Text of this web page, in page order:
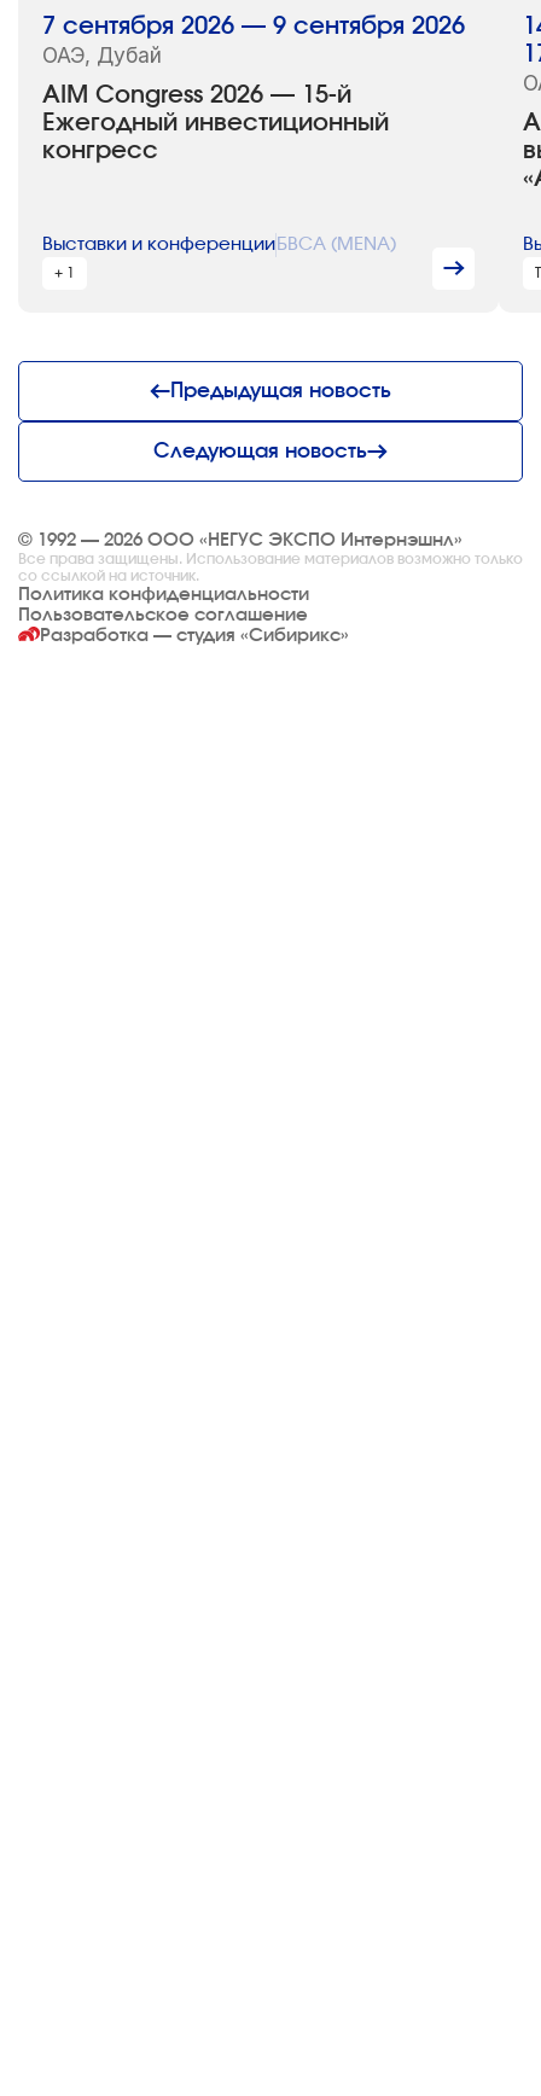
AIM Congress 2026 — 15-й
Ежегодный инвестиционный
конгресс
7 сентября 2026 — 9 сентября 2026
ОАЭ, Дубай
Выставки и конференции БВСА (MENA)
+ 1
Предыдущая новость
Следующая новость
© 1992 — 2026 ООО «НЕГУС ЭКСПО Интернэшнл»
Все права защищены. Использование материалов возможно только
со ссылкой на источник.
Политика конфиденциальности
Пользовательское соглашение
Разработка — студия «Сибирикс»